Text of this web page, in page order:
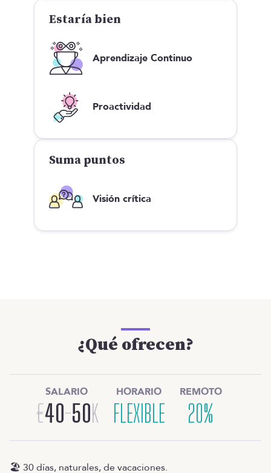
Estaría bien
Aprendizaje Continuo
Proactividad
Suma puntos
Visión crítica
¿Qué ofrecen?
SALARIO
€40-50K
HORARIO
FLEXIBLE
REMOTO
20%
🏖️ 30 días, naturales, de vacaciones.